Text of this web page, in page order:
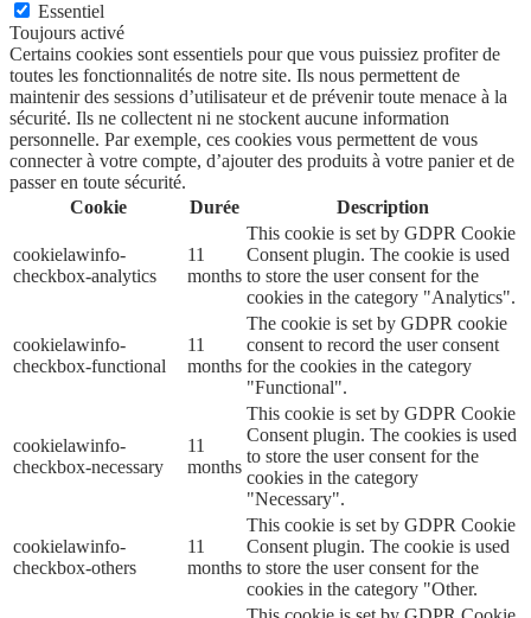
Essentiel
Toujours activé
Certains cookies sont essentiels pour que vous puissiez profiter de
toutes les fonctionnalités de notre site. Ils nous permettent de
maintenir des sessions d’utilisateur et de prévenir toute menace à la
sécurité. Ils ne collectent ni ne stockent aucune information
personnelle. Par exemple, ces cookies vous permettent de vous
connecter à votre compte, d’ajouter des produits à votre panier et de
passer en toute sécurité.
Cookie
Durée Description
cookielawinfo-
checkbox-analytics
11
months
This cookie is set by GDPR Cookie
Consent plugin. The cookie is used
to store the user consent for the
cookies in the category "Analytics".
cookielawinfo-
checkbox-functional
11
months
The cookie is set by GDPR cookie
consent to record the user consent
for the cookies in the category
"Functional".
cookielawinfo-
checkbox-necessary
11
months
This cookie is set by GDPR Cookie
Consent plugin. The cookies is used
to store the user consent for the
cookies in the category
"Necessary".
cookielawinfo-
checkbox-others
11
months
This cookie is set by GDPR Cookie
Consent plugin. The cookie is used
to store the user consent for the
cookies in the category "Other.